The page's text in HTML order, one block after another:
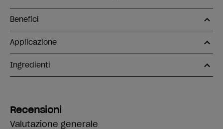
Benefici
Applicazione
Ingredienti